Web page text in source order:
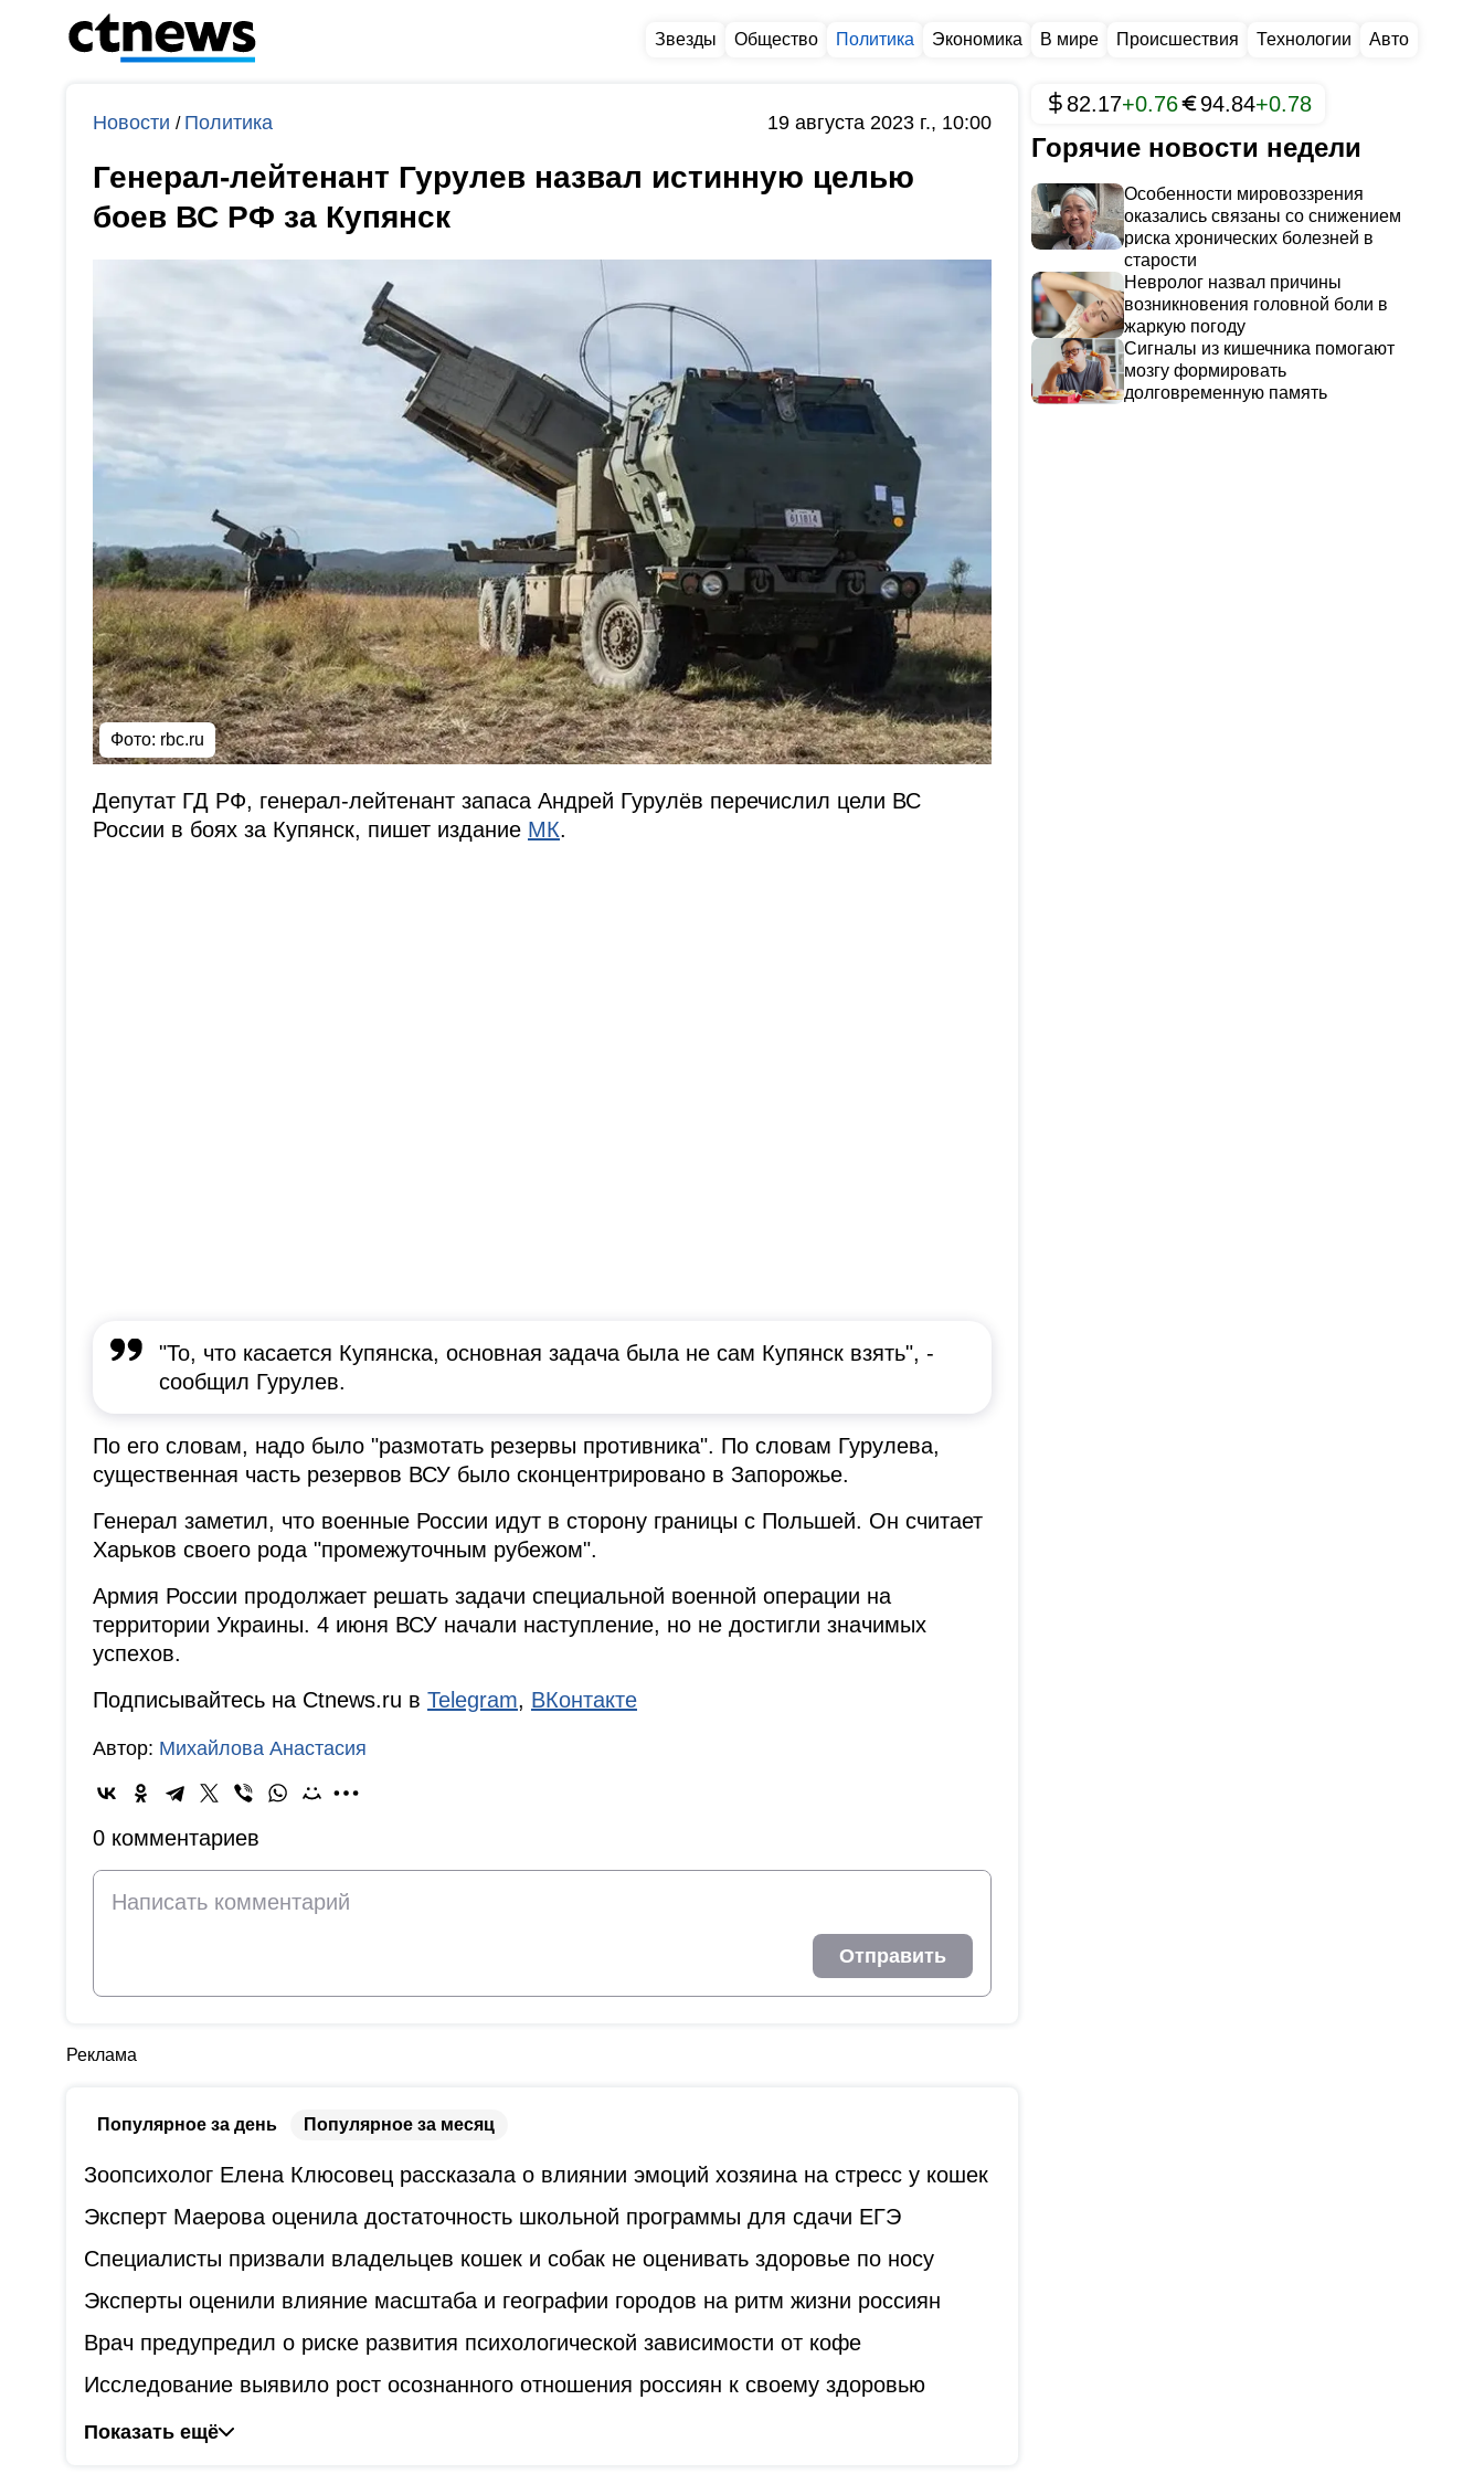
Звезды Общество Политика Экономика В мире Происшествия Технологии Авто
Новости / Политика 19 августа 2023 г., 10:00
Генерал-лейтенант Гурулев назвал истинную целью
боев ВС РФ за Купянск
Фото: rbc.ru
Депутат ГД РФ, генерал-лейтенант запаса Андрей Гурулёв перечислил цели ВС
России в боях за Купянск, пишет издание МК.
"То, что касается Купянска, основная задача была не сам Купянск взять", -
сообщил Гурулев.
По его словам, надо было "размотать резервы противника". По словам Гурулева,
существенная часть резервов ВСУ было сконцентрировано в Запорожье.
Генерал заметил, что военные России идут в сторону границы с Польшей. Он считает
Харьков своего рода "промежуточным рубежом".
Армия России продолжает решать задачи специальной военной операции на
территории Украины. 4 июня ВСУ начали наступление, но не достигли значимых
успехов.
Подписывайтесь на Ctnews.ru в Telegram, ВКонтакте
Автор: Михайлова Анастасия
0 комментариев
Отправить
Реклама
Популярное за день Популярное за месяц
Зоопсихолог Елена Клюсовец рассказала о влиянии эмоций хозяина на стресс у кошек
Эксперт Маерова оценила достаточность школьной программы для сдачи ЕГЭ
Специалисты призвали владельцев кошек и собак не оценивать здоровье по носу
Эксперты оценили влияние масштаба и географии городов на ритм жизни россиян
Врач предупредил о риске развития психологической зависимости от кофе
Исследование выявило рост осознанного отношения россиян к своему здоровью
Показать ещё
82.17+0.76 94.84+0.78
Горячие новости недели
Особенности мировоззрения
оказались связаны со снижением
риска хронических болезней в
старости
Невролог назвал причины
возникновения головной боли в
жаркую погоду
Сигналы из кишечника помогают
мозгу формировать
долговременную память